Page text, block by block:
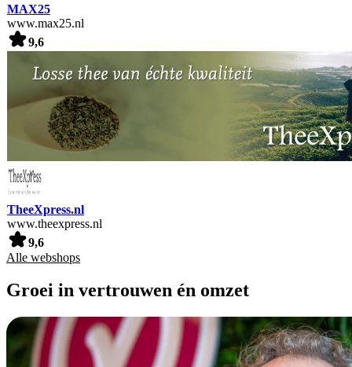
MAX25
www.max25.nl
9,6
TheeXpress.nl
www.theexpress.nl
9,6
Alle webshops
Groei in vertrouwen én omzet